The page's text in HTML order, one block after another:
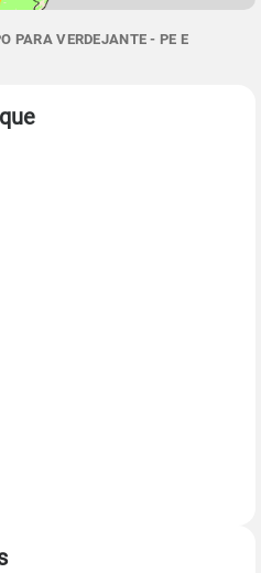
PARA VERDEJANTE - PE E